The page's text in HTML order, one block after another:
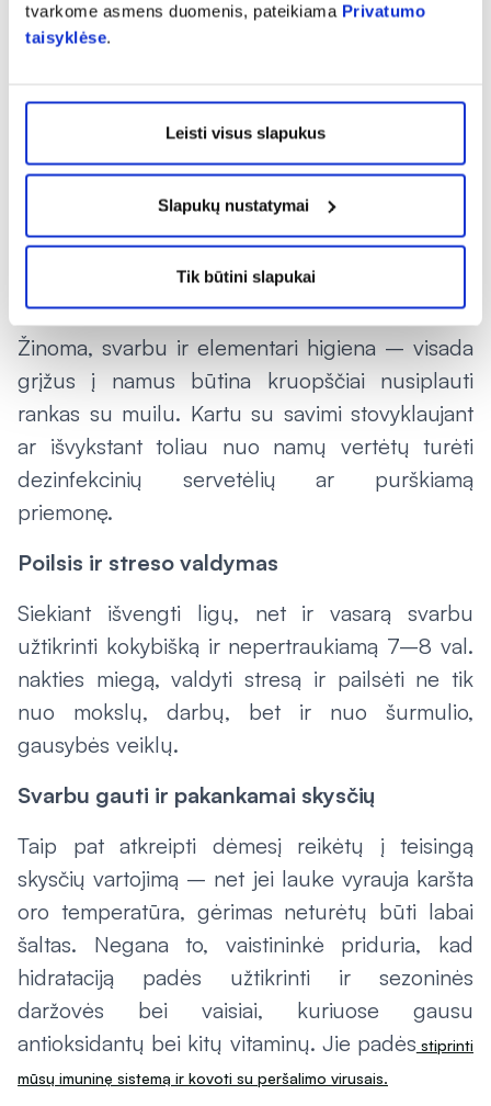
tvarkome asmens duomenis, pateikiama Privatumo
taisyklėse.
Leisti visus slapukus
Slapukų nustatymai
Tik būtini slapukai
vasaros sezonu siekiant išvengti virusų ir
peršalimo, pirmiausia reikėtų atkreipti dėmesį į
sąlygų, o ne prie laikotarpio kalendoriuje. Jei
sušlampate dėl lietaus, drėgnus drabužius ir
batus būtina pakeisti. Tinkamais drabužiais
pasirūpinti reikėtų ir po maudynių, ypač jei
vėjuota.
Žinoma, svarbu ir elementari higiena – visada
grįžus į namus būtina kruopščiai nusiplauti
rankas su muilu. Kartu su savimi stovyklaujant
ar išvykstant toliau nuo namų vertėtų turėti
dezinfekcinių servetėlių ar purškiamą
priemonę.
Poilsis ir streso valdymas
Siekiant išvengti ligų, net ir vasarą svarbu
užtikrinti kokybišką ir nepertraukiamą 7–8 val.
nakties miegą, valdyti stresą ir pailsėti ne tik
nuo mokslų, darbų, bet ir nuo šurmulio,
gausybės veiklų.
Svarbu gauti ir pakankamai skysčių
Taip pat atkreipti dėmesį reikėtų į teisingą
skysčių vartojimą – net jei lauke vyrauja karšta
oro temperatūra, gėrimas neturėtų būti labai
šaltas. Negana to, vaistininkė priduria, kad
hidrataciją padės užtikrinti ir sezoninės
daržovės bei vaisiai, kuriuose gausu
antioksidantų bei kitų vitaminų. Jie padės stiprinti
mūsų imuninę sistemą ir kovoti su peršalimo virusais.